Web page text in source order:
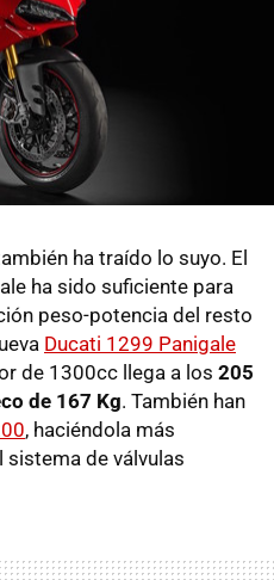
ha traído lo suyo. El
ha sido suficiente para
peso-potencia del resto
Ducati 1299 Panigale
de 1300cc llega a los 205
de 167 Kg. También han
, haciéndola más
de válvulas